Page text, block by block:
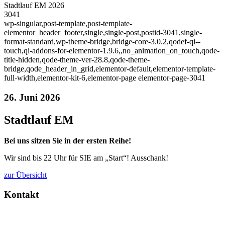
Stadtlauf EM 2026
3041
wp-singular,post-template,post-template-
elementor_header_footer,single,single-post,postid-3041,single-
format-standard,wp-theme-bridge,bridge-core-3.0.2,qodef-qi--
touch,qi-addons-for-elementor-1.9.6,,no_animation_on_touch,qode-
title-hidden,qode-theme-ver-28.8,qode-theme-
bridge,qode_header_in_grid,elementor-default,elementor-template-
full-width,elementor-kit-6,elementor-page elementor-page-3041
26. Juni 2026
Stadtlauf EM
Bei uns sitzen Sie in der ersten Reihe!
Wir sind bis 22 Uhr für SIE am „Start“! Ausschank!
zur Übersicht
Kontakt